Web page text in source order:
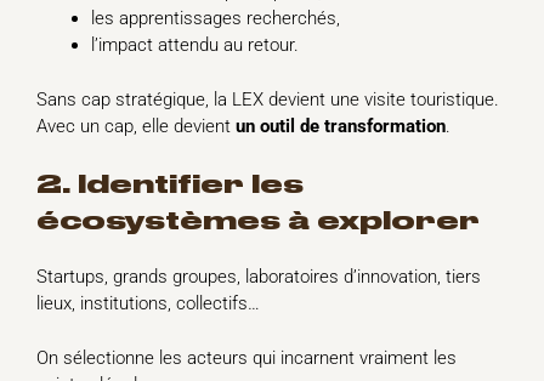
les apprentissages recherchés,
l’impact attendu au retour.
Sans cap stratégique, la LEX devient une visite touristique.
Avec un cap, elle devient un outil de transformation.
2. Identifier les
écosystèmes à explorer
Startups, grands groupes, laboratoires d’innovation, tiers
lieux, institutions, collectifs…
On sélectionne les acteurs qui incarnent vraiment les